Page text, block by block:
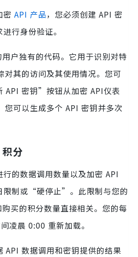
密 API 产品，您必须创建 API 密
行身份验证。
户独有的代码。它用于识别对特
对其的访问及其使用情况。您可
API 密钥”按钮从加密 API仪表
您可以生成多个 API 密钥并多次
分
的数据调用数量以及加密 API
限制或“硬停止”。此限制与您的
买的积分数量直接相关。您的每
凌晨 0:00 重新加载。
API 数据调用和密钥提供的结果